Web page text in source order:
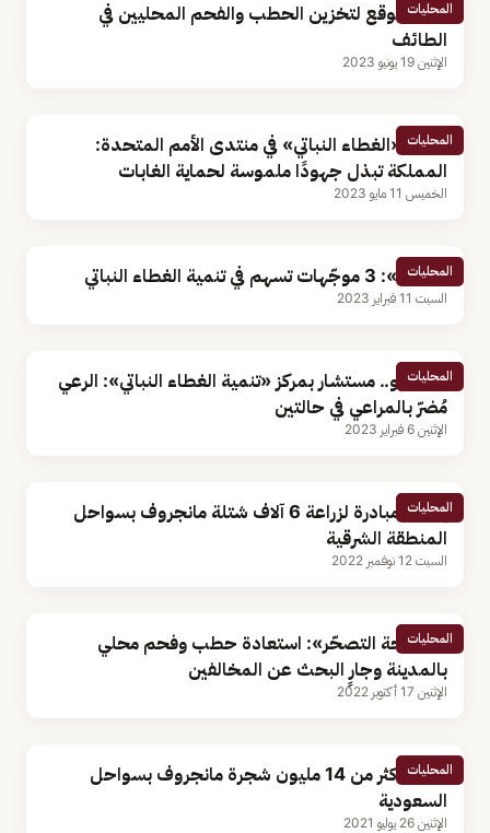
المحليات
ضبط موقع لتخزين الحطب والفحم المحليين في
الطائف
الإثنين 19 يونيو 2023
المحليات
رئيس «الغطاء النباتي» في منتدى الأمم المتحدة:
المملكة تبذل جهودًا ملموسة لحماية الغابات
الخميس 11 مايو 2023
المحليات
«البيئة»: 3 موجّهات تسهم في تنمية الغطاء النباتي
السبت 11 فبراير 2023
المحليات
بالفيديو.. مستشار بمركز «تنمية الغطاء النباتي»: الرعي
مُضرّ بالمراعي في حالتين
الإثنين 6 فبراير 2023
المحليات
إطلاق مبادرة لزراعة 6 آلاف شتلة مانجروف بسواحل
المنطقة الشرقية
السبت 12 نوفمبر 2022
المحليات
«مكافحة التصحّر»: استعادة حطب وفحم محلي
بالمدينة وجارٍ البحث عن المخالفين
الإثنين 17 أكتوبر 2022
المحليات
زراعة أكثر من 14 مليون شجرة مانجروف بسواحل
السعودية
الإثنين 26 يوليو 2021